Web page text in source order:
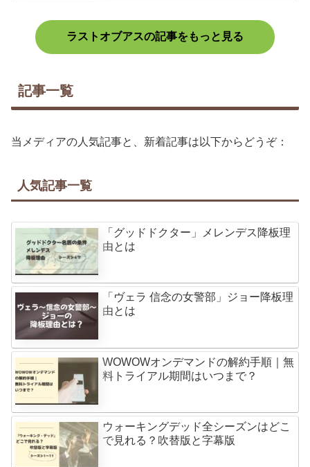
ラストオブアスの記事をもっと見る
記事一覧
当メディアの人気記事と、新着記事は以下からどうぞ：
人気記事一覧
「グッドドクター」メレンデス降板理
由とは
「ヴェラ 信念の女警部」ジョー降板理
由とは
WOWOWオンデマンドの解約手順｜無
料トライアル期間はいつまで？
ウォーキングデッド全シーズンはどこ
で見れる？吹替版と字幕版